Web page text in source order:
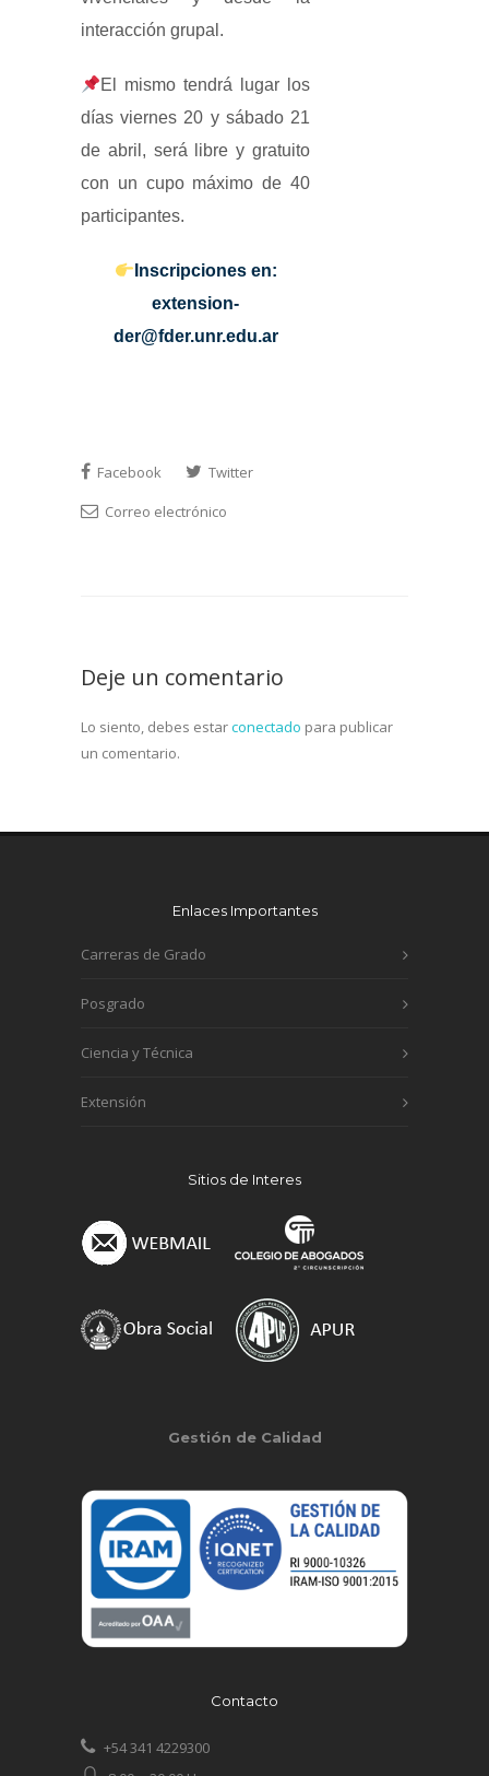
interacción grupal.
El mismo tendrá lugar los
días viernes 20 y sábado 21
de abril, será libre y gratuito
con un cupo máximo de 40
participantes.
Inscripciones en:
extension-
der@fder.unr.edu.ar
Facebook
Twitter
Correo electrónico
Deje un comentario
Lo siento, debes estarconectado para publicar
un comentario.
Enlaces Importantes
Carreras de Grado
Posgrado
Ciencia y Técnica
Extensión
Sitios de Interes
Gestión de Calidad
Contacto
+54 341 4229300